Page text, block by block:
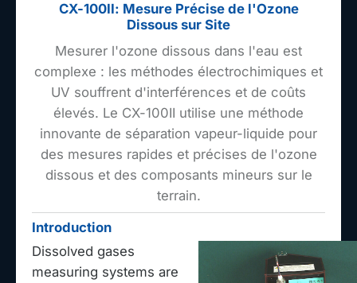
CX-100II: Mesure Précise de l'Ozone
Dissous sur Site
Mesurer l'ozone dissous dans l'eau est
complexe : les méthodes électrochimiques et
UV souffrent d'interférences et de coûts
élevés. Le CX-100II utilise une méthode
innovante de séparation vapeur-liquide pour
des mesures rapides et précises de l'ozone
dissous et des composants mineurs sur le
terrain.
Introduction
Dissolved gases
measuring systems are